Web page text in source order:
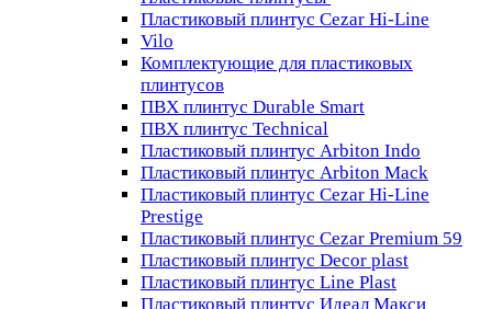
Пластиковый плинтус Cezar Hi-Line
Vilo
Комплектующие для пластиковых
плинтусов
ПВХ плинтус Durable Smart
ПВХ плинтус Technical
Пластиковый плинтус Arbiton Indo
Пластиковый плинтус Arbiton Mack
Пластиковый плинтус Cezar Hi-Line
Prestige
Пластиковый плинтус Cezar Premium 59
Пластиковый плинтус Decor plast
Пластиковый плинтус Line Plast
Пластиковый плинтус Идеал Макси